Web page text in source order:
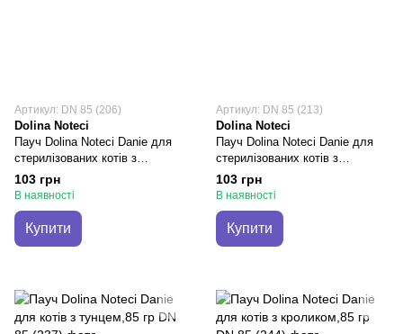
Артикул: DN 85 (206)
Dolina Noteci
Пауч Dolina Noteci Danie для
стерилізованих котів з
яловичиною,85 гр
103 грн
В наявності
Купити
Артикул: DN 85 (213)
Dolina Noteci
Пауч Dolina Noteci Danie для
стерилізованих котів з
качкою,85 гр
103 грн
В наявності
Купити